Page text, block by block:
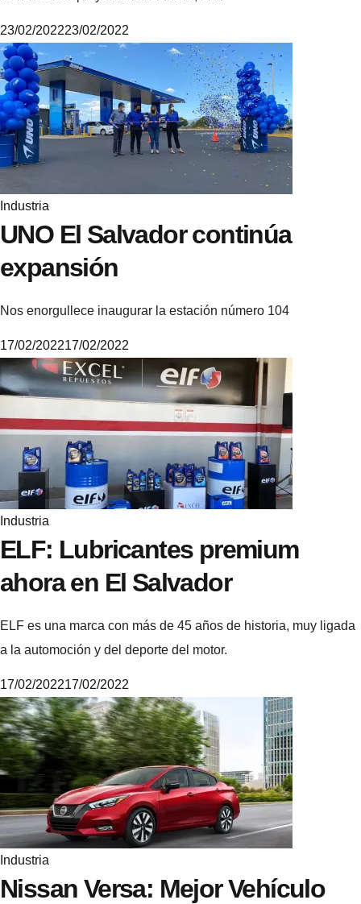
M
i
k
e
23/02/202223/02/2022
Industria
UNO El Salvador continúa
expansión
Nos enorgullece inaugurar la estación número 104
M
i
k
17/02/202217/02/2022
Industria
ELF: Lubricantes premium
ahora en El Salvador
ELF es una marca con más de 45 años de historia, muy ligada
a la automoción y del deporte del motor.
M
i
k
17/02/202217/02/2022
Industria
Nissan Versa: Mejor Vehículo